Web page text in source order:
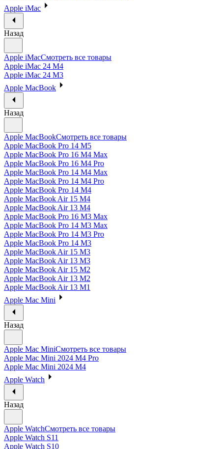
Apple iMac
Назад
Apple iMacСмотреть все товары
Apple iMac 24 M4
Apple iMac 24 M3
Apple MacBook
Назад
Apple MacBookСмотреть все товары
Apple MacBook Pro 14 M5
Apple MacBook Pro 16 M4 Max
Apple MacBook Pro 16 M4 Pro
Apple MacBook Pro 14 M4 Max
Apple MacBook Pro 14 M4 Pro
Apple MacBook Pro 14 M4
Apple MacBook Air 15 M4
Apple MacBook Air 13 M4
Apple MacBook Pro 16 M3 Max
Apple MacBook Pro 14 M3 Max
Apple MacBook Pro 14 M3 Pro
Apple MacBook Pro 14 M3
Apple MacBook Air 15 M3
Apple MacBook Air 13 M3
Apple MacBook Air 15 M2
Apple MacBook Air 13 M2
Apple MacBook Air 13 M1
Apple Mac Mini
Назад
Apple Mac MiniСмотреть все товары
Apple Mac Mini 2024 M4 Pro
Apple Mac Mini 2024 M4
Apple Watch
Назад
Apple WatchСмотреть все товары
Apple Watch S11
Apple Watch S10